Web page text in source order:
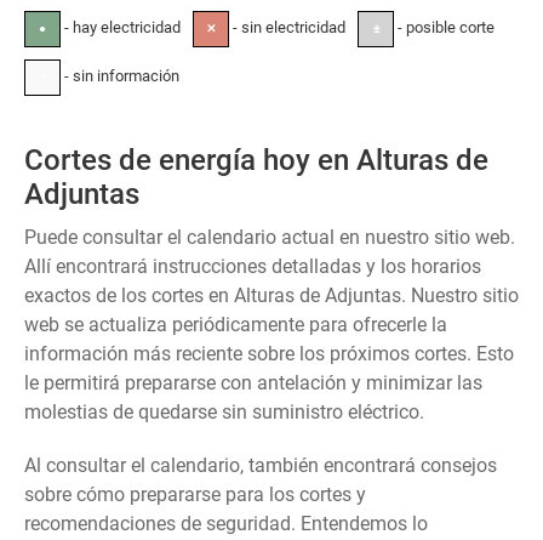
● - hay electricidad ✕ - sin electricidad ± - posible corte
- sin información
Cortes de energía hoy en Alturas de
Adjuntas
Puede consultar el calendario actual en nuestro sitio web.
Allí encontrará instrucciones detalladas y los horarios
exactos de los cortes en Alturas de Adjuntas. Nuestro sitio
web se actualiza periódicamente para ofrecerle la
información más reciente sobre los próximos cortes. Esto
le permitirá prepararse con antelación y minimizar las
molestias de quedarse sin suministro eléctrico.
Al consultar el calendario, también encontrará consejos
sobre cómo prepararse para los cortes y
recomendaciones de seguridad. Entendemos lo